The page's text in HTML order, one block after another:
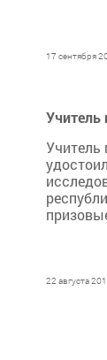
17 сентября
Учитель
22 августа